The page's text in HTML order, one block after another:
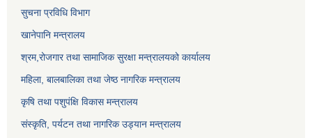
सुचना प्रविधि विभाग
खानेपानि मन्त्रालय
श्रम,रोजगार तथा सामाजिक सुरक्षा मन्त्रालयको कार्यालय
महिला, बालबालिका तथा जेष्ठ नागरिक मन्त्रालय
कृषि तथा पशुपंक्षि विकास मन्त्रालय
संस्कृति, पर्यटन तथा नागरिक उड्‍यान मन्त्रालय